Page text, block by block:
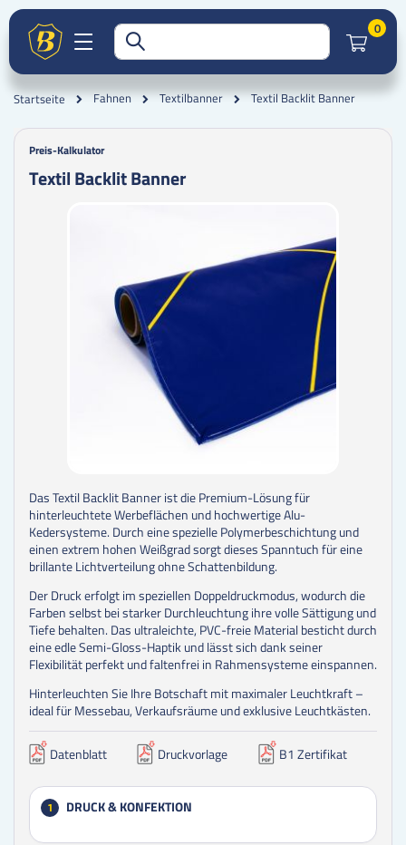
0
Startseite Fahnen Textilbanner Textil Backlit Banner
Preis-Kalkulator
Textil Backlit Banner
Das Textil Backlit Banner ist die Premium-Lösung für
hinterleuchtete Werbeflächen und hochwertige Alu-
Kedersysteme. Durch eine spezielle Polymerbeschichtung und
einen extrem hohen Weißgrad sorgt dieses Spanntuch für eine
brillante Lichtverteilung ohne Schattenbildung.
Der Druck erfolgt im speziellen Doppeldruckmodus, wodurch die
Farben selbst bei starker Durchleuchtung ihre volle Sättigung und
Tiefe behalten. Das ultraleichte, PVC-freie Material besticht durch
eine edle Semi-Gloss-Haptik und lässt sich dank seiner
Flexibilität perfekt und faltenfrei in Rahmensysteme einspannen.
Hinterleuchten Sie Ihre Botschaft mit maximaler Leuchtkraft –
ideal für Messebau, Verkaufsräume und exklusive Leuchtkästen.
Datenblatt Druckvorlage B1 Zertifikat
1 DRUCK & KONFEKTION